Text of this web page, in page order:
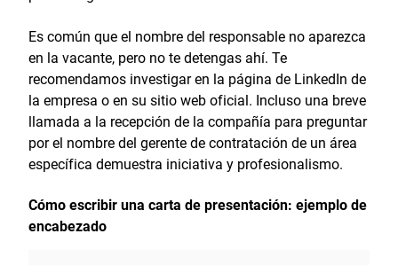
Es común que el nombre del responsable no aparezca
en la vacante, pero no te detengas ahí. Te
recomendamos investigar en la página de LinkedIn de
la empresa o en su sitio web oficial. Incluso una breve
llamada a la recepción de la compañía para preguntar
por el nombre del gerente de contratación de un área
específica demuestra iniciativa y profesionalismo.
Cómo escribir una carta de presentación: ejemplo de
encabezado